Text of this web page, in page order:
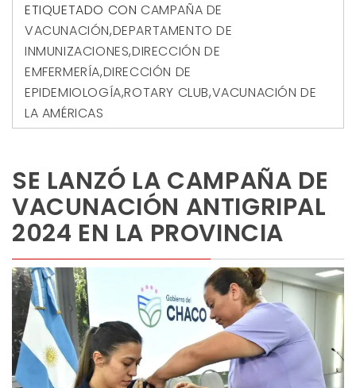
ETIQUETADO CON CAMPAÑA DE
VACUNACIÓN,DEPARTAMENTO DE
INMUNIZACIONES,DIRECCIÓN DE
EMFERMERÍA,DIRECCIÓN DE
EPIDEMIOLOGÍA,ROTARY CLUB,VACUNACIÓN DE
LA AMÉRICAS
SE LANZÓ LA CAMPAÑA DE
VACUNACIÓN ANTIGRIPAL
2024 EN LA PROVINCIA